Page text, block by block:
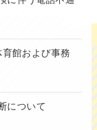
館および事務
について